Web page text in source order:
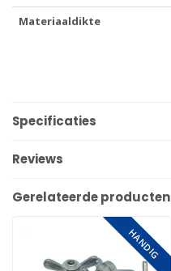
Materiaaldikte
Specificaties
Reviews
Gerelateerde producten
HANDIG